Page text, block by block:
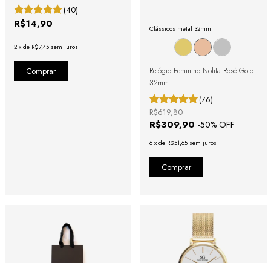
(40)
R$14,90
2 x de R$7,45 sem juros
Clássicos metal 32mm:
Relógio Feminino Nolita Rosé Gold
32mm
(76)
R$309,90 -50% OFF
R$619,80
6 x de R$51,65 sem juros